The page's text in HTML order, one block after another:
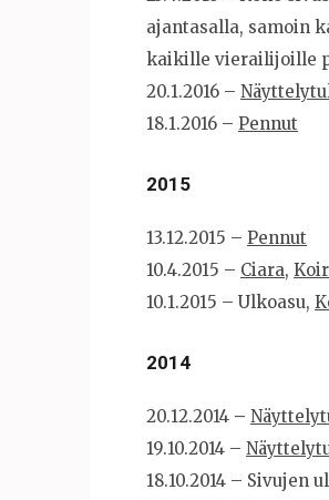
ajantasalla, samoin
kaikille vierailijoille
20.1.2016 –
18.1.2016 – Pennut
2015
13.12.2015 – Pennut
10.4.2015 – Ciara,
10.1.2015 – Ulkoasu,
2014
20.12.2014 –
19.10.2014 –
18.10.2014 – Sivujen